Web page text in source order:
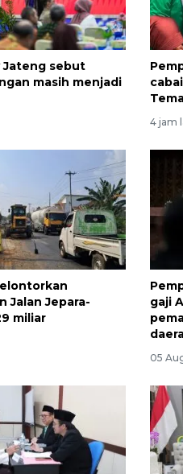
Jateng sebut
masih menjadi
4 jam
Jalan Jepara-
miliar
gaji
05